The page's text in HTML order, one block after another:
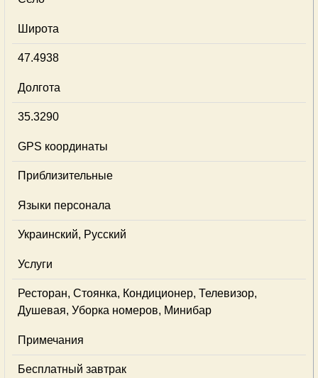
Широта
47.4938
Долгота
35.3290
GPS координаты
Приблизительные
Языки персонала
Украинский, Русский
Услуги
Ресторан, Стоянка, Кондиционер, Телевизор,
Душевая, Уборка номеров, Минибар
Примечания
Бесплатный завтрак